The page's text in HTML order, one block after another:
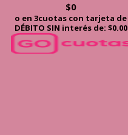
$0
o en 3cuotas con tarjeta de
DÉBITO SIN interés de: $0.00